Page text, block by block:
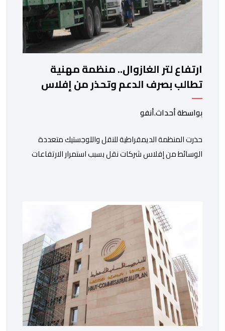
ارتفاع لتر الغازوال.. منظمة مهنية
تطالب بصرف الدعم وتحذر من إفلاس
شركات النقل
بواسطة أحداث.أنفو
حذرت المنظمة الديمقراطية للنقل واللوجستيك متعددة
الوسائط من إفلاس شركات نقل بسبب استمرار الارتفاعات
والسائقون المهنيون، على حد سواء، يواجهون ضغوطا
اقتصادية غير مسبوقة نتيجة الارتفاع المستمر في كلفة
العملية النقلية، حيث […]